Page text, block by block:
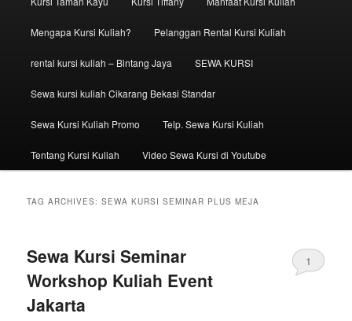
Mengapa Kursi Kuliah? Pelanggan Rental Kursi Kuliah
rental kursi kuliah – Bintang Jaya SEWA KURSI
Sewa kursi kuliah Cikarang Bekasi Standar
Sewa Kursi Kuliah Promo Telp. Sewa Kursi Kuliah
Tentang Kursi Kuliah Video Sewa Kursi di Youtube
TAG ARCHIVES:SEWA KURSI SEMINAR PLUS MEJA
Sewa Kursi Seminar
Workshop Kuliah Event
Jakarta
1